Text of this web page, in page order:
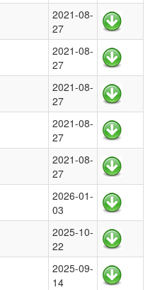
2021-08-
27
2021-08-
27
2021-08-
27
2021-08-
27
2021-08-
27
2026-01-
03
2025-10-
22
2025-09-
14